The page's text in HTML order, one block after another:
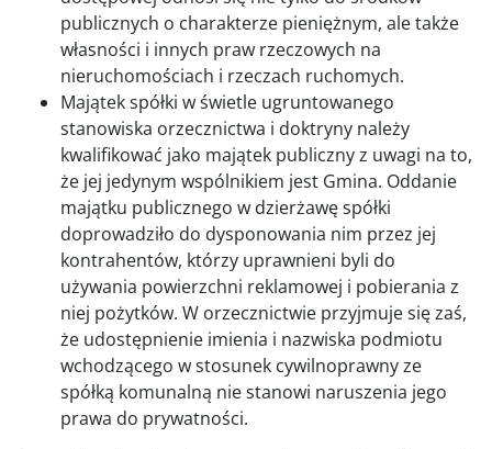
publicznych o charakterze pieniężnym, ale także
własności i innych praw rzeczowych na
nieruchomościach i rzeczach ruchomych.
Majątek spółki w świetle ugruntowanego
stanowiska orzecznictwa i doktryny należy
kwalifikować jako majątek publiczny z uwagi na to,
że jej jedynym wspólnikiem jest Gmina. Oddanie
majątku publicznego w dzierżawę spółki
doprowadziło do dysponowania nim przez jej
kontrahentów, którzy uprawnieni byli do
używania powierzchni reklamowej i pobierania z
niej pożytków. W orzecznictwie przyjmuje się zaś,
że udostępnienie imienia i nazwiska podmiotu
wchodzącego w stosunek cywilnoprawny ze
spółką komunalną nie stanowi naruszenia jego
prawa do prywatności.